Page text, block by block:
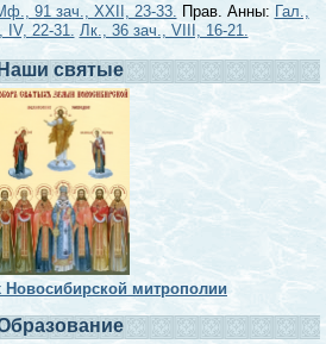
91 зач., XXII, 23-33. Прав. Анны: Гал.,
IV, 22-31. Лк., 36 зач., VIII, 16-21.
Наши святые
митрополии